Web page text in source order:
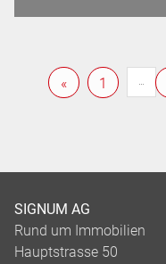
« 1 …
SIGNUM AG
Rund um Immobilien
Hauptstrasse 50